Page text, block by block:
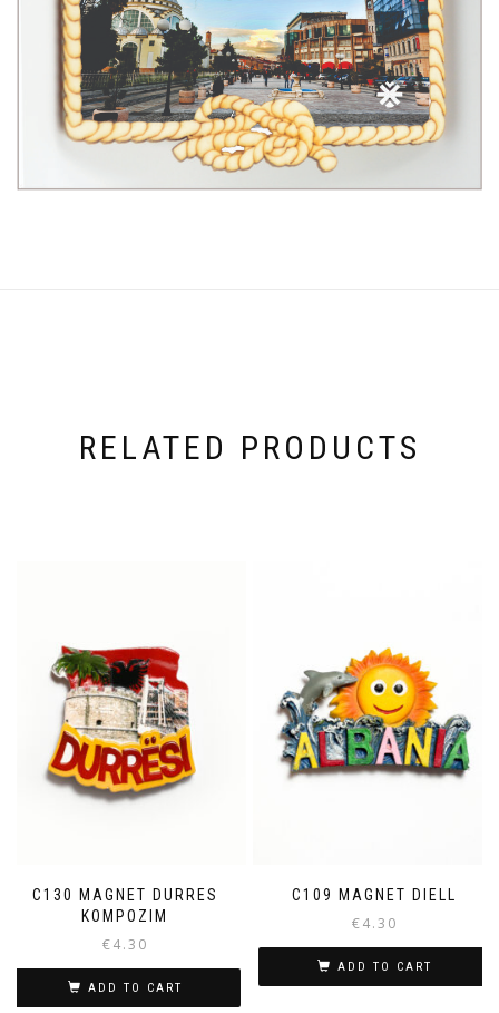
RELATED PRODUCTS
C130 MAGNET DURRES
KOMPOZIM
€4.30
ADD TO CART
C109 MAGNET DIELL
€4.30
ADD TO CART